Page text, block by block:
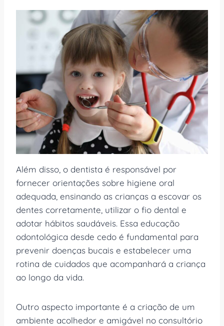
Além disso, o dentista é responsável por
fornecer orientações sobre higiene oral
adequada, ensinando as crianças a escovar os
dentes corretamente, utilizar o fio dental e
adotar hábitos saudáveis. Essa educação
odontológica desde cedo é fundamental para
prevenir doenças bucais e estabelecer uma
rotina de cuidados que acompanhará a criança
ao longo da vida.
Outro aspecto importante é a criação de um
ambiente acolhedor e amigável no consultório